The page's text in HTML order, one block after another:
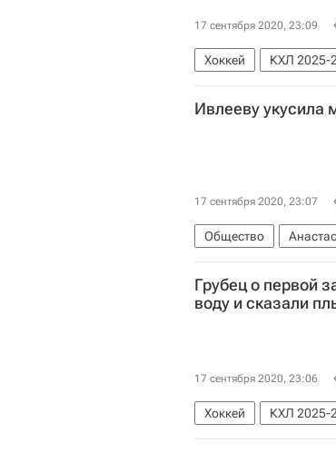
17 сентября 2020, 23:09
Хоккей КХЛ 2025-
Андрей Зубарев
Ивлееву укусила
17 сентября 2020, 23:07
Общество
Грубец о первой
воду и сказали
17 сентября 2020, 23:06
Хоккей КХЛ 2025-